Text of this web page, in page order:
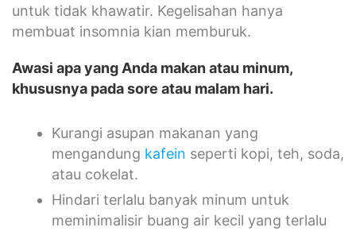
untuk tidak khawatir. Kegelisahan hanya
membuat insomnia kian memburuk.
Awasi apa yang Anda makan atau minum,
khususnya pada sore atau malam hari.
Kurangi asupan makanan yang
mengandung kafein seperti kopi, teh, soda,
atau cokelat.
Hindari terlalu banyak minum untuk
meminimalisir buang air kecil yang terlalu